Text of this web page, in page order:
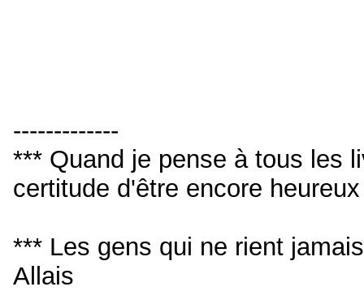
-------------
*** Quand je pense à tous les
certitude d'être encore
*** Les gens qui ne rient
Allais